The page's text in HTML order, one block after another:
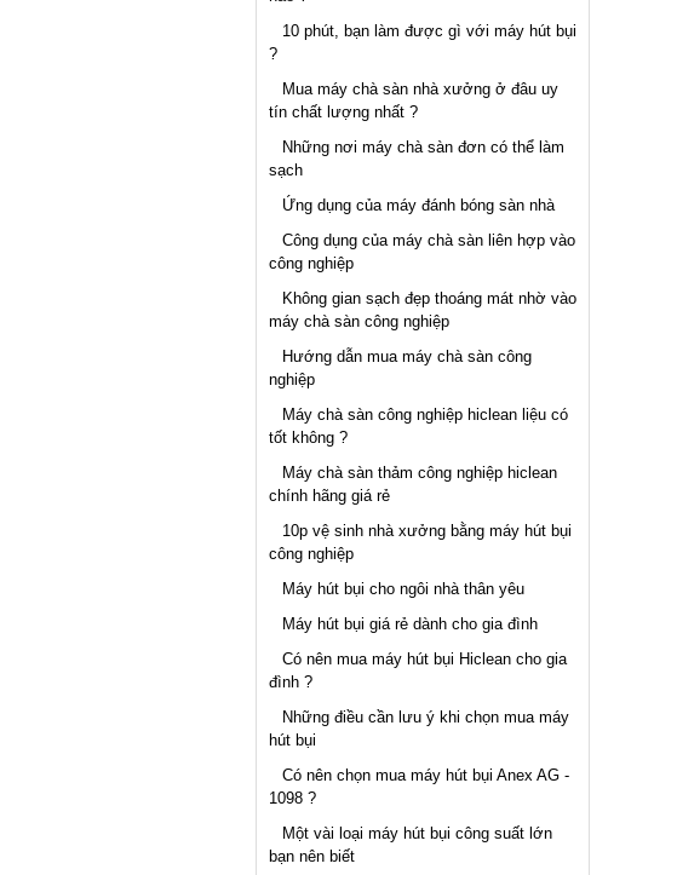
10 phút, bạn làm được gì với máy hút bụi
?
Mua máy chà sàn nhà xưởng ở đâu uy
tín chất lượng nhất ?
Những nơi máy chà sàn đơn có thể làm
sạch
Ứng dụng của máy đánh bóng sàn nhà
Công dụng của máy chà sàn liên hợp vào
công nghiệp
Không gian sạch đẹp thoáng mát nhờ vào
máy chà sàn công nghiệp
Hướng dẫn mua máy chà sàn công
nghiệp
Máy chà sàn công nghiệp hiclean liệu có
tốt không ?
Máy chà sàn thảm công nghiệp hiclean
chính hãng giá rẻ
10p vệ sinh nhà xưởng bằng máy hút bụi
công nghiệp
Máy hút bụi cho ngôi nhà thân yêu
Máy hút bụi giá rẻ dành cho gia đình
Có nên mua máy hút bụi Hiclean cho gia
đình ?
Những điều cần lưu ý khi chọn mua máy
hút bụi
Có nên chọn mua máy hút bụi Anex AG -
1098 ?
Một vài loại máy hút bụi công suất lớn
bạn nên biết